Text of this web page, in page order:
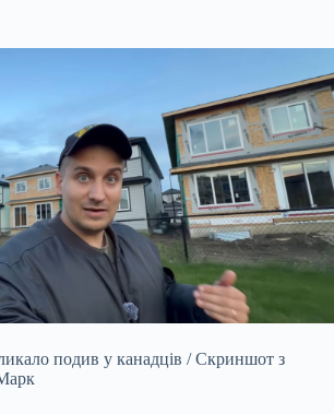
подив у канадців / Скриншот з